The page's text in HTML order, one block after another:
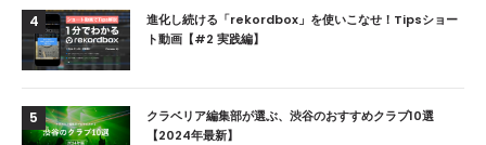
4
進化し続ける「rekordbox」を使いこなせ！Tipsショー
ト動画【#2 実践編】
5
クラベリア編集部が選ぶ、渋谷のおすすめクラブ10選
【2024年最新】